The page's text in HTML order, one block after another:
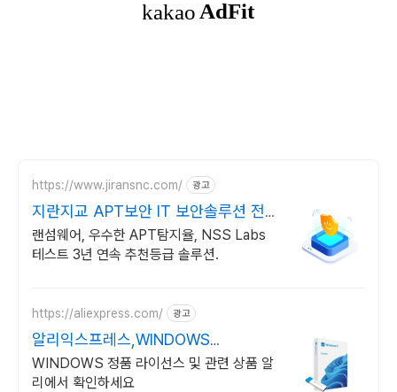
https://www.jiransnc.com/ 광고
지란지교 APT보안 IT 보안솔루션 전
문기업
랜섬웨어, 우수한 APT탐지율, NSS Labs
테스트 3년 연속 추천등급 솔루션.
https://aliexpress.com/ 광고
알리익스프레스,WINDOWS
Windows 알리에서!
WINDOWS 정품 라이선스 및 관련 상품 알
리에서 확인하세요